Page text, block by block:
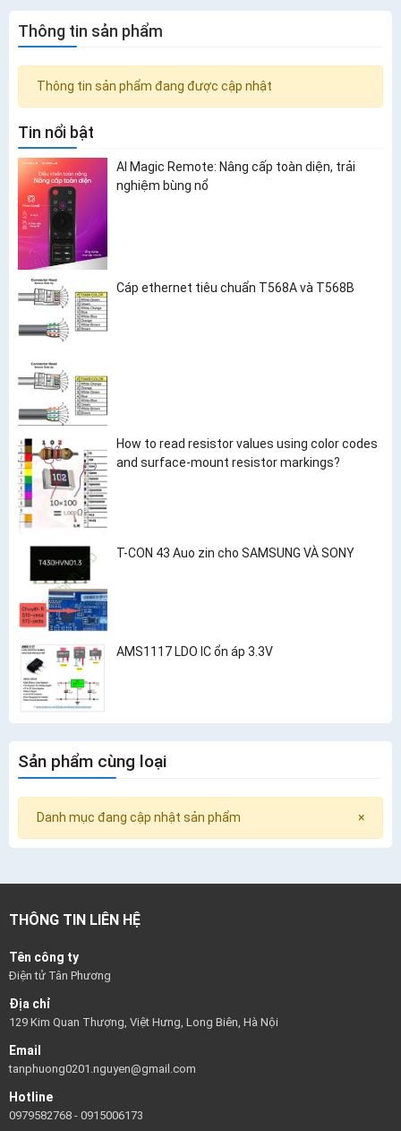
Thông tin sản phẩm
Thông tin sản phẩm đang được cập nhật
Tin nổi bật
AI Magic Remote: Nâng cấp toàn diện, trải
nghiệm bùng nổ
Cáp ethernet tiêu chuẩn T568A và T568B
How to read resistor values using color codes
and surface-mount resistor markings?
T-CON 43 Auo zin cho SAMSUNG VÀ SONY
AMS1117 LDO IC ổn áp 3.3V
Sản phẩm cùng loại
×
Danh mục đang cập nhật sản phẩm
THÔNG TIN LIÊN HỆ
Tên công ty
Điện tử Tân Phương
Địa chỉ
129 Kim Quan Thượng, Việt Hưng, Long Biên, Hà Nội
Email
tanphuong0201.nguyen@gmail.com
Hotline
0979582768 - 0915006173